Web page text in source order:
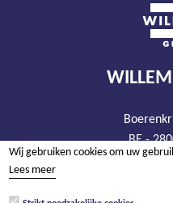
BE -
tel +32
Wij gebruiken cookies om uw
Lees meer